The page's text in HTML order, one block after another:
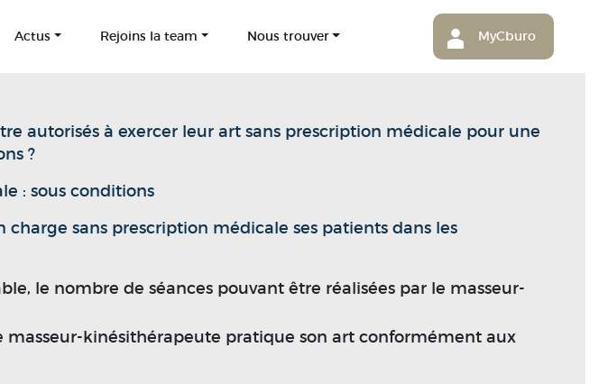
Actus Rejoins la team Nous trouver MyCburo
autorisés à exercer leur art sans prescription médicale pour une
?
: sous conditions
sans prescription médicale ses patients dans les
le nombre de séances pouvant être réalisées par le masseur-
kinésithérapeute pratique son art conformément aux